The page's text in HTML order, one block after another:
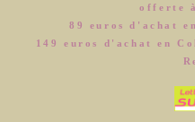
offerte
89 euros d'achat
149 euros d'achat en